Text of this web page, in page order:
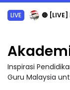
LIVE 🔴 [LIVE] MATEMATIK
Inspirasi
Guru Malaysia